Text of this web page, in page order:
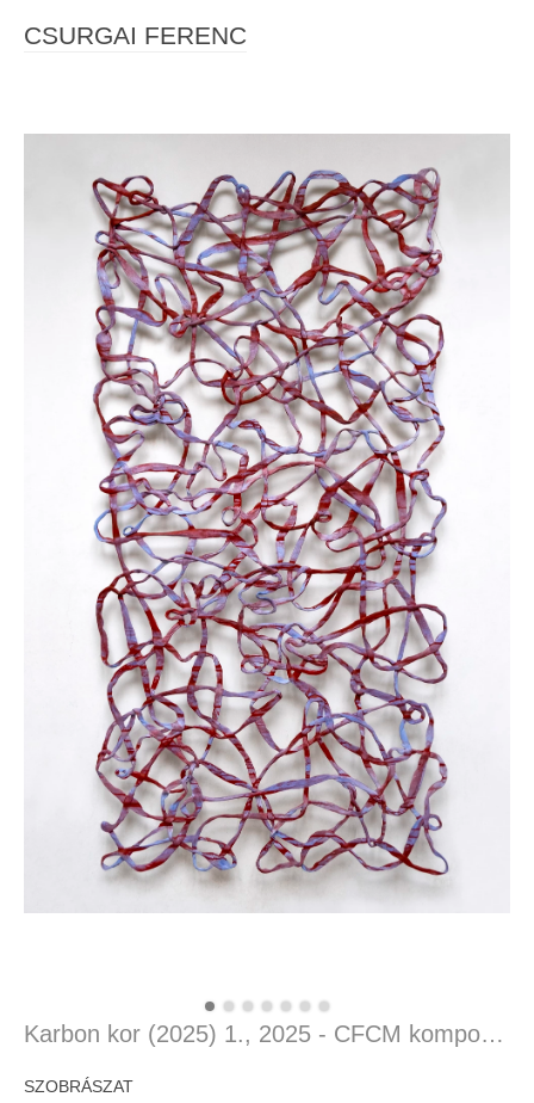
Karbon kor (2025) 1., 2025 - CFCM kompozit, 200 x 100 x 2,5 cm
CSURGAI FERENC
SZOBRÁSZAT